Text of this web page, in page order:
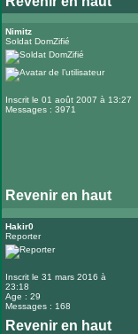
Nimitz
Soldat DomZifié
Inscrit le 01 août 2007 à 13:27
Messages : 3971
Revenir en haut
Hakir0
Reporter
Inscrit le 31 mars 2016 à
23:18
Age : 29
Messages : 168
Revenir en haut